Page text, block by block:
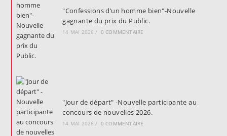
"Confessions d’un homme bien"-Nouvelle
gagnante du prix du Public.
14 MAI 2026 / 0 COMMENTAIRE
"Jour de départ" -Nouvelle participante au
concours de nouvelles 2026.
14 MAI 2026 / 0 COMMENTAIRE